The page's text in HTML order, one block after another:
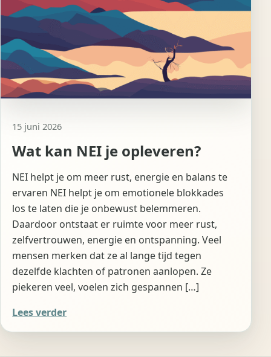
15 juni 2026
Wat kan NEI je opleveren?
NEI helpt je om meer rust, energie en balans te
ervaren NEI helpt je om emotionele blokkades
los te laten die je onbewust belemmeren.
Daardoor ontstaat er ruimte voor meer rust,
zelfvertrouwen, energie en ontspanning. Veel
mensen merken dat ze al lange tijd tegen
dezelfde klachten of patronen aanlopen. Ze
piekeren veel, voelen zich gespannen […]
Lees verder